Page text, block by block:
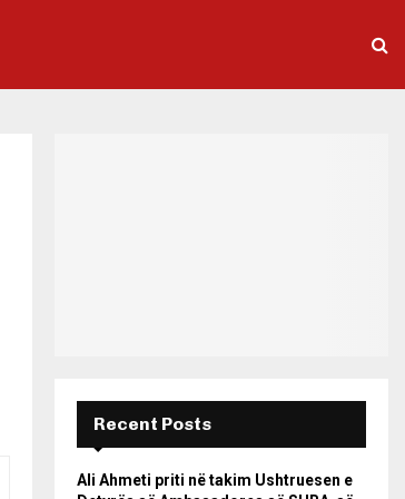
Recent Posts
Ali Ahmeti priti në takim Ushtruesen e